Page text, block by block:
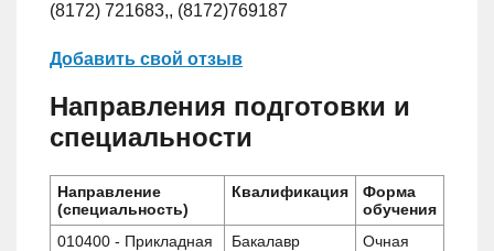
(8172) 721683,, (8172)769187
Добавить свой отзыв
Направления подготовки и
специальности
Направление
(специальность)
Квалификация
Форма
обучения
010400 - Прикладная
Бакалавр
Очная